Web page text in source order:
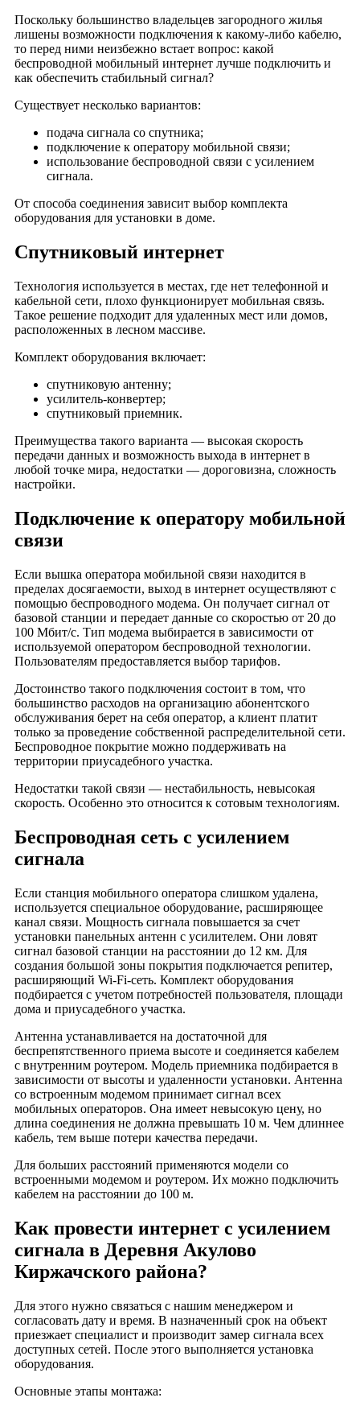
Деревня Дворищи
Деревня Дубки
Деревня Дубровка
Деревня Ельцы
Деревня Ефаново
Деревня Жердево
Деревня Жердеево
Деревня Знаменское
Деревня Ивашево
Деревня Игнатово
Деревня Ильинское
Деревня Илькино
Деревня Карпово
Деревня Карповщина
Деревня Кипрево
Деревня Климково
Деревня Климово
Деревня Корытово
Деревня Кошелево
Деревня Красный Огорок
Деревня Красный Угол
Деревня Кудрино
Деревня Курбатово
Деревня Левахи
Деревня Лисицыно
Деревня Маринкино
Деревня Мележа
Деревня Митенино
Деревня Митино
Деревня Михали
Деревня Мызжелово
Деревня Наумово
Деревня Недюрево
Деревня Никиткино
Деревня Никифорово
Деревня Новоселово
Деревня Офушино
Деревня Перегудово
Деревня Песьяне
Деревня Петряево
Деревня Петухово
Деревня Ратьково
Деревня Рясницыно
Деревня Рожково
Деревня Рязанки
Деревня Савельево
Деревня Савино
Деревня Сергиевка
Деревня Скоморохово
Деревня Смольнево
Деревня Соповские Землянки
Деревня Старово
Деревня Тимино
Деревня Трохино
Деревня Трусково
Деревня Федоровское
Поскольку большинство владельцев загородного жилья
лишены возможности подключения к какому-либо кабелю,
то перед ними неизбежно встает вопрос: какой
беспроводной мобильный интернет лучше подключить и
как обеспечить стабильный сигнал?
Существует несколько вариантов:
подача сигнала со спутника;
подключение к оператору мобильной связи;
использование беспроводной связи с усилением
сигнала.
От способа соединения зависит выбор комплекта
оборудования для установки в доме.
Спутниковый интернет
Технология используется в местах, где нет телефонной и
кабельной сети, плохо функционирует мобильная связь.
Такое решение подходит для удаленных мест или домов,
расположенных в лесном массиве.
Комплект оборудования включает:
спутниковую антенну;
усилитель-конвертер;
спутниковый приемник.
Преимущества такого варианта — высокая скорость
передачи данных и возможность выхода в интернет в
любой точке мира, недостатки — дороговизна, сложность
настройки.
Подключение к оператору мобильной
связи
Если вышка оператора мобильной связи находится в
пределах досягаемости, выход в интернет осуществляют с
помощью беспроводного модема. Он получает сигнал от
базовой станции и передает данные со скоростью от 20 до
100 Мбит/с. Тип модема выбирается в зависимости от
используемой оператором беспроводной технологии.
Пользователям предоставляется выбор тарифов.
Достоинство такого подключения состоит в том, что
большинство расходов на организацию абонентского
обслуживания берет на себя оператор, а клиент платит
только за проведение собственной распределительной сети.
Беспроводное покрытие можно поддерживать на
территории приусадебного участка.
Недостатки такой связи — нестабильность, невысокая
скорость. Особенно это относится к сотовым технологиям.
Беспроводная сеть с усилением
сигнала
Если станция мобильного оператора слишком удалена,
используется специальное оборудование, расширяющее
канал связи. Мощность сигнала повышается за счет
установки панельных антенн с усилителем. Они ловят
сигнал базовой станции на расстоянии до 12 км. Для
создания большой зоны покрытия подключается репитер,
расширяющий Wi-Fi-сеть. Комплект оборудования
подбирается с учетом потребностей пользователя, площади
дома и приусадебного участка.
Антенна устанавливается на достаточной для
беспрепятственного приема высоте и соединяется кабелем
с внутренним роутером. Модель приемника подбирается в
зависимости от высоты и удаленности установки. Антенна
со встроенным модемом принимает сигнал всех
мобильных операторов. Она имеет невысокую цену, но
длина соединения не должна превышать 10 м. Чем длиннее
кабель, тем выше потери качества передачи.
Для больших расстояний применяются модели со
встроенными модемом и роутером. Их можно подключить
кабелем на расстоянии до 100 м.
Как провести интернет с усилением
сигнала в Деревня Акулово
Киржачского района?
Для этого нужно связаться с нашим менеджером и
согласовать дату и время. В назначенный срок на объект
приезжает специалист и производит замер сигнала всех
доступных сетей. После этого выполняется установка
оборудования.
Основные этапы монтажа: